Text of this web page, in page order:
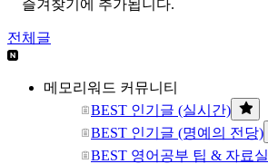
즐겨찾기에 추가됩니다.
전체글
메모리워드 커뮤니티
BEST 인기글 (실시간)
BEST 인기글 (명예의 전당)
BEST 영어공부 팁 & 자료실